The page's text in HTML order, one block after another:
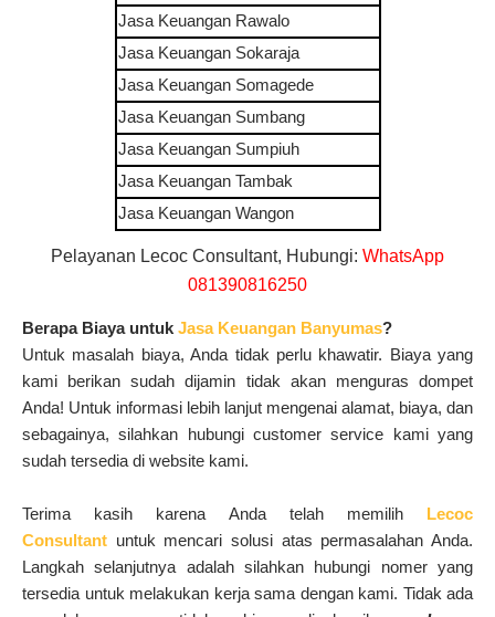
Jasa Keuangan Rawalo
Jasa Keuangan Sokaraja
Jasa Keuangan Somagede
Jasa Keuangan Sumbang
Jasa Keuangan Sumpiuh
Jasa Keuangan Tambak
Jasa Keuangan Wangon
Pelayanan Lecoc Consultant, Hubungi: WhatsApp
081390816250
Berapa Biaya untuk Jasa Keuangan Banyumas?
Untuk masalah biaya, Anda tidak perlu khawatir. Biaya yang
kami berikan sudah dijamin tidak akan menguras dompet
Anda! Untuk informasi lebih lanjut mengenai alamat, biaya, dan
sebagainya, silahkan hubungi customer service kami yang
sudah tersedia di website kami.
Terima kasih karena Anda telah memilih
Lecoc
Consultant untuk mencari solusi atas permasalahan Anda.
Langkah selanjutnya adalah silahkan hubungi nomer yang
tersedia untuk melakukan kerja sama dengan kami. Tidak ada